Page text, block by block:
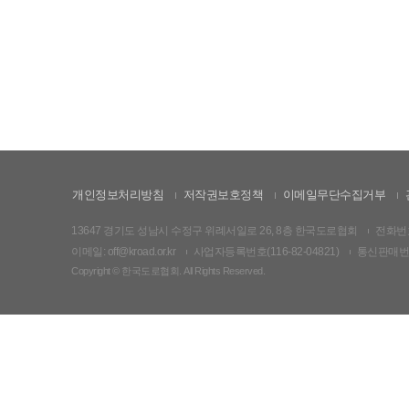
개인정보처리방침 저작권보호정책 이메일무단수집거부
13647 경기도 성남시 수정구 위례서일로 26, 8층 한국도로협회
전화
이메일: off@kroad.or.kr
사업자등록번호(116-82-04821) 통신판매
Copyright © 한국도로협회. All Rights Reserved.